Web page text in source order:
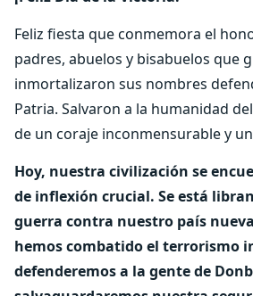
Feliz fiesta que conmemora el
padres, abuelos y bisabuelos que
inmortalizaron sus nombres
Patria. Salvaron a la humanidad
de un coraje inconmensurable y
Hoy, nuestra civilización se
de inflexión crucial. Se está
guerra contra nuestro país
hemos combatido el terrorismo
defenderemos a la gente de